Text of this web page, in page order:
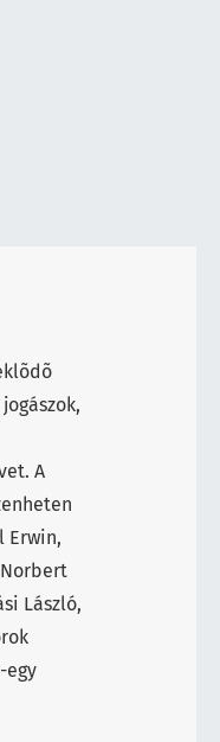
A
Erwin,
Norbert
László,
egy